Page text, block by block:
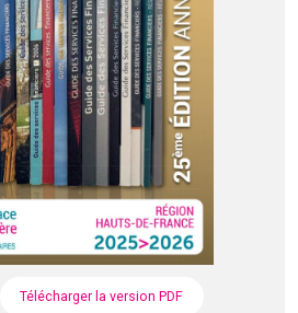
Télécharger la version PDF